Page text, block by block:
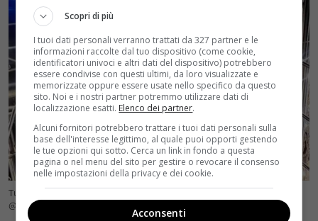
Tutto sulla tronista di UOmini e Donne Cristina tenuta (Foto IG
@__misscristinatenuta__ – velvetcinema.it)
Scopri di più
I tuoi dati personali verranno trattati da 327 partner e le
informazioni raccolte dal tuo dispositivo (come cookie,
identificatori univoci e altri dati del dispositivo) potrebbero
essere condivise con questi ultimi, da loro visualizzate e
memorizzate oppure essere usate nello specifico da questo
sito. Noi e i nostri partner potremmo utilizzare dati di
localizzazione esatti. Elenco dei partner.
Alcuni fornitori potrebbero trattare i tuoi dati personali sulla
base dell'interesse legittimo, al quale puoi opporti gestendo
le tue opzioni qui sotto. Cerca un link in fondo a questa
pagina o nel menu del sito per gestire o revocare il consenso
nelle impostazioni della privacy e dei cookie.
Acconsenti